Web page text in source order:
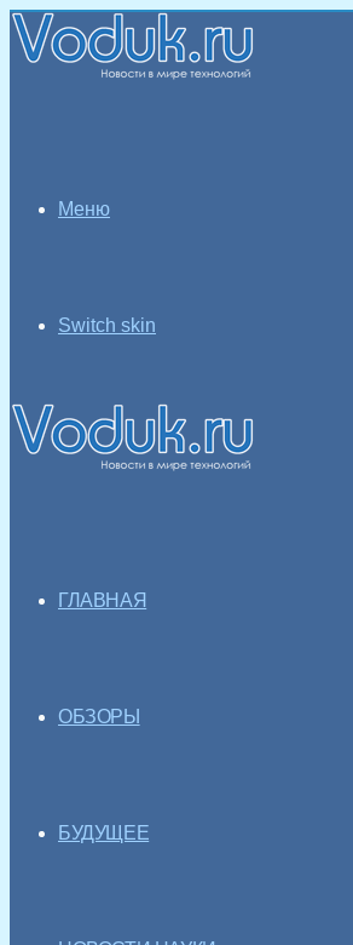
Меню
Switch skin
ГЛАВНАЯ
ОБЗОРЫ
БУДУЩЕЕ